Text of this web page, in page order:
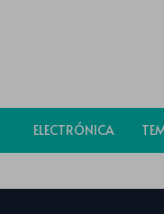
ELECTRÓNICA